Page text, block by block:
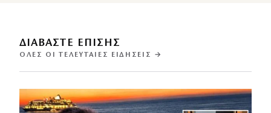
ΔΙΑΒΑΣΤΕ ΕΠΙΣΗΣ
ΌΛΕΣ ΟΙ ΤΕΛΕΥΤΑΊΕΣ ΕΙΔΉΣΕΙΣ →